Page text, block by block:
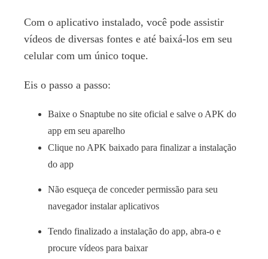
Com o aplicativo instalado, você pode assistir
vídeos de diversas fontes e até baixá-los em seu
celular com um único toque.
Eis o passo a passo:
Baixe o Snaptube no site oficial e salve o APK do
app em seu aparelho
Clique no APK baixado para finalizar a instalação
do app
Não esqueça de conceder permissão para seu
navegador instalar aplicativos
Tendo finalizado a instalação do app, abra-o e
procure vídeos para baixar